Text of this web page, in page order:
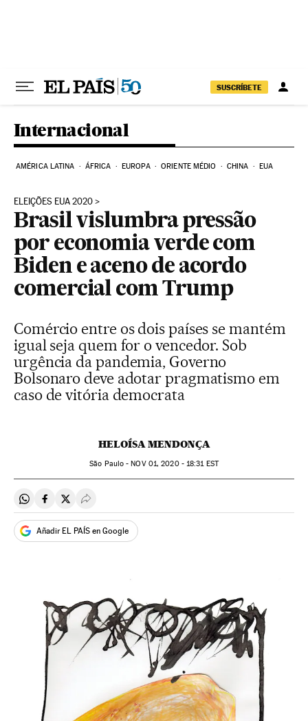
SUSCRÍBETE
Internacional
AMÉRICA LATINA ÁFRICA EUROPA ORIENTE MÉDIO CHINA EUA
ELEIÇÕES EUA 2020
Brasil vislumbra pressão
por economia verde com
Biden e aceno de acordo
comercial com Trump
Comércio entre os dois países se mantém
igual seja quem for o vencedor. Sob
urgência da pandemia, Governo
Bolsonaro deve adotar pragmatismo em
caso de vitória democrata
HELOÍSA MENDONÇA
São Paulo -NOV01, 2020 - 18:31EST
Compartir en Whatsapp
Compartir en Facebook
Compartir en Twitter
Desplegar Redes Sociales
Añadir EL PAÍS en Google